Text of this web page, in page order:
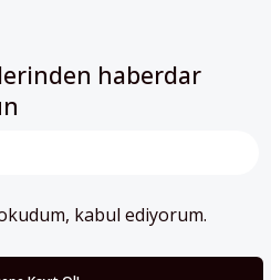
haberdar
kabul ediyorum.